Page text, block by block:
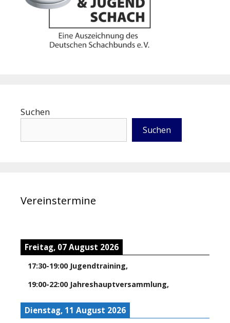
Suchen
Suchen
Vereinstermine
Freitag, 07 August 2026
17:30-19:00 Jugendtraining,
19:00-22:00 Jahreshauptversammlung,
Dienstag, 11 August 2026